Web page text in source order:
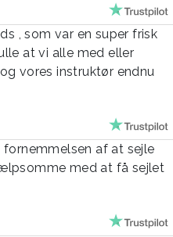
, som var en super frisk
at vi alle med eller
vores instruktør endnu
af at sejle
med at få sejlet